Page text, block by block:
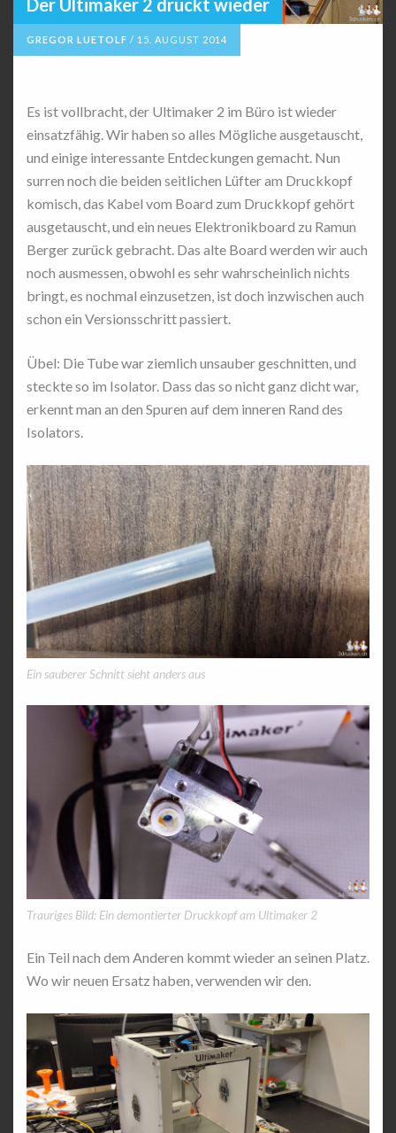
Der Ultimaker 2 druckt wieder
GREGOR LUETOLF / 15. AUGUST 2014
Es ist vollbracht, der Ultimaker 2 im Büro ist wieder
einsatzfähig. Wir haben so alles Mögliche ausgetauscht,
und einige interessante Entdeckungen gemacht. Nun
surren noch die beiden seitlichen Lüfter am Druckkopf
komisch, das Kabel vom Board zum Druckkopf gehört
ausgetauscht, und ein neues Elektronikboard zu Ramun
Berger zurück gebracht. Das alte Board werden wir auch
noch ausmessen, obwohl es sehr wahrscheinlich nichts
bringt, es nochmal einzusetzen, ist doch inzwischen auch
schon ein Versionsschritt passiert.
Übel: Die Tube war ziemlich unsauber geschnitten, und
steckte so im Isolator. Dass das so nicht ganz dicht war,
erkennt man an den Spuren auf dem inneren Rand des
Isolators.
Ein sauberer Schnitt sieht anders aus
Trauriges Bild: Ein demontierter Druckkopf am Ultimaker 2
Ein Teil nach dem Anderen kommt wieder an seinen Platz.
Wo wir neuen Ersatz haben, verwenden wir den.